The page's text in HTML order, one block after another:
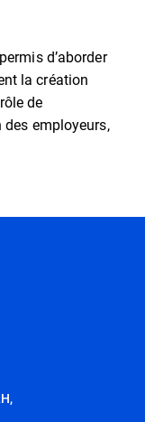
d’aborder
la création
de
des employeurs,